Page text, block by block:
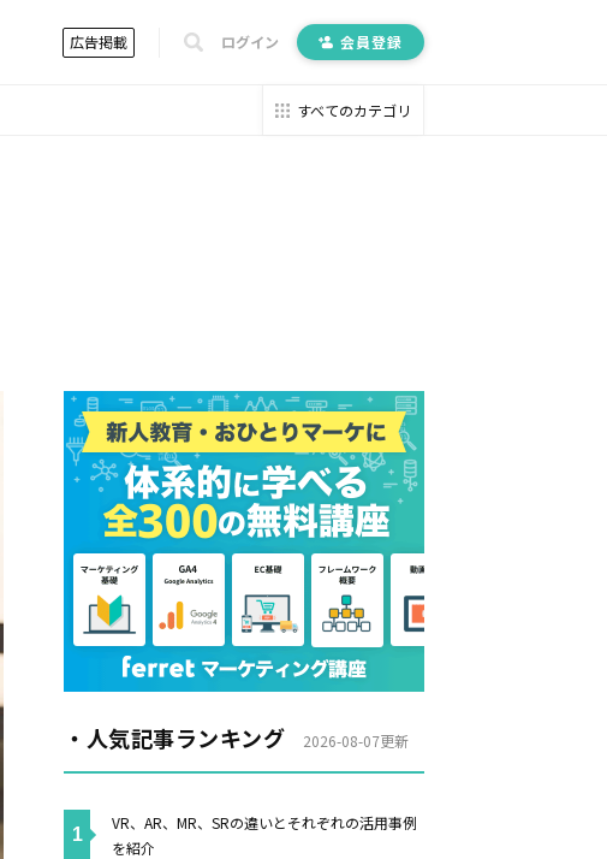
広告掲載 ログイン 会員登録
すべてのカテゴリ
・人気記事ランキング 2026-08-07更新
VR、AR、MR、SRの違いとそれぞれの活用事例
を紹介